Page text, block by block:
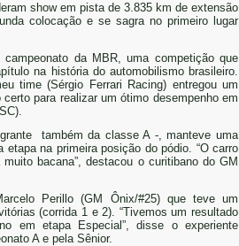
show em pista de 3.835 km de extensão
colocação e se sagra no primeiro lugar
da MBR, uma competição que
na história do automobilismo brasileiro.
time (Sérgio Ferrari Racing) entregou um
para realizar um ótimo desempenho em
também da classe A -, manteve uma
etapa na primeira posição do pódio. “O carro
bacana”, destacou o curitibano do GM
Perillo (GM Ônix/#25) que teve um
(corrida 1 e 2). “Tivemos um resultado
em etapa Especial”, disse o experiente
A e pela Sênior.